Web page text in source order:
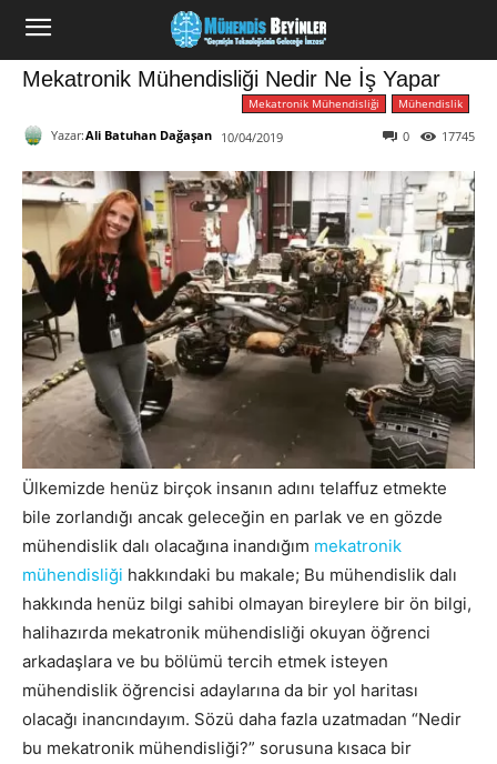
Mekatronik Mühendisliği Nedir Ne İş Yapar
Mekatronik Mühendisliği Mühendislik
Yazar:Ali Batuhan Dağaşan 10/04/2019 17745
0
Ülkemizde henüz birçok insanın adını telaffuz etmekte
bile zorlandığı ancak geleceğin en parlak ve en gözde
mühendislik dalı olacağına inandığım mekatronik
mühendisliği hakkındaki bu makale; Bu mühendislik dalı
hakkında henüz bilgi sahibi olmayan bireylere bir ön bilgi,
halihazırda mekatronik mühendisliği okuyan öğrenci
arkadaşlara ve bu bölümü tercih etmek isteyen
mühendislik öğrencisi adaylarına da bir yol haritası
olacağı inancındayım. Sözü daha fazla uzatmadan “Nedir
bu mekatronik mühendisliği?” sorusuna kısaca bir